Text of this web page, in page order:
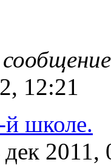
12:21
й школе.
2011,